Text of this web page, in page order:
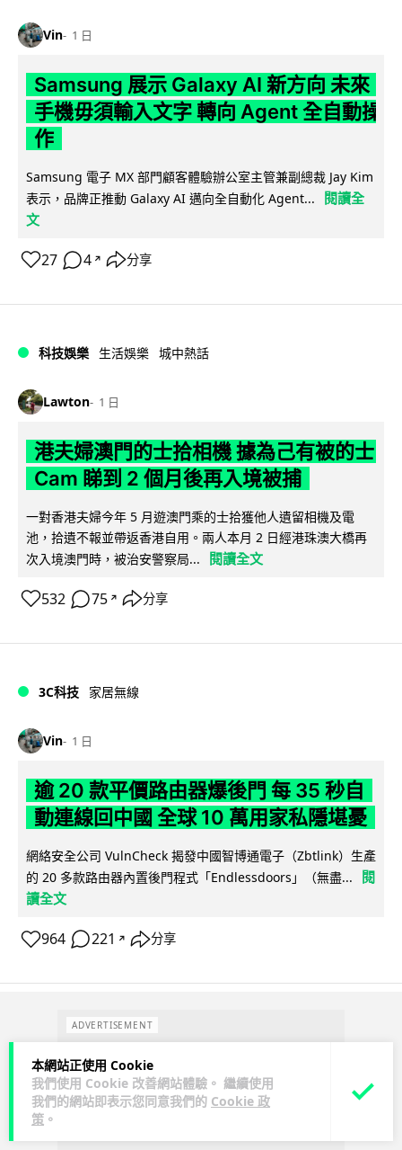
本網站正使用 Cookie
我們使用 Cookie 改善網站體驗。 繼續使用
我們的網站即表示您同意我們的 Cookie 政
策 。
Vin 1 日
Samsung 展示 Galaxy AI 新方向 未來
手機毋須輸入文字 轉向 Agent 全自動操
作
Samsung 電子 MX 部門顧客體驗辦公室主管兼副總裁 Jay Kim
表示，品牌正推動 Galaxy AI 邁向全自動化 Agent...
閱讀全
文
27 4 ↗ 分享
科技娛樂 生活娛樂 城中熱話
Lawton 1 日
港夫婦澳門的士拾相機 據為己有被的士
Cam 睇到 2 個月後再入境被捕
一對香港夫婦今年 5 月遊澳門乘的士拾獲他人遺留相機及電
池，拾遺不報並帶返香港自用。兩人本月 2 日經港珠澳大橋再
次入境澳門時，被治安警察局...
閱讀全文
532 75 ↗ 分享
3C科技 家居無線
Vin 1 日
逾 20 款平價路由器爆後門 每 35 秒自
動連線回中國 全球 10 萬用家私隱堪憂
網絡安全公司 VulnCheck 揭發中國智博通電子（Zbtlink）生產
的 20 多款路由器內置後門程式「Endlessdoors」（無盡...
閱
讀全文
964 221 ↗ 分享
ADVERTISEMENT